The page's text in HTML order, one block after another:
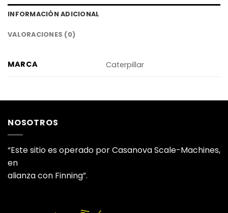
INFORMACIÓN ADICIONAL
VALORACIONES (0)
MARCA Caterpillar
NOSOTROS
“Este sitio es operado por Casanova Scale-Machines,
en
alianza con Finning”.